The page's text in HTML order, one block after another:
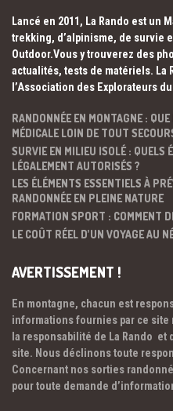
Lancé en 2011, La Rando est un
trekking, d’alpinisme, de survie
Outdoor.Vous y trouverez des
actualités, tests de matériels. La
l’Association des Explorateurs
RANDONNÉE EN MONTAGNE : QUE
MÉDICALE LOIN DE TOUT
SURVIE EN MILIEU ISOLÉ : QUELS
LÉGALEMENT AUTORISÉS ?
LES ÉLÉMENTS ESSENTIELS À
RANDONNÉE EN PLEINE NATURE
FORMATION SPORT : COMMENT
LE COÛT RÉEL D’UN VOYAGE AU
AVERTISSEMENT !
En montagne, chacun est
informations fournies par ce site
la responsabilité de La Rando
site. Nous déclinons toute
Concernant nos sorties
pour toute demande